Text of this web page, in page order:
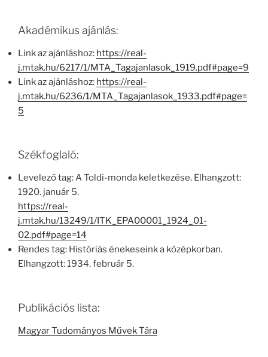
Akadémikus ajánlás:
Link az ajánláshoz: https://real-
j.mtak.hu/6217/1/MTA_Tagajanlasok_1919.pdf#page=9
Link az ajánláshoz: https://real-
j.mtak.hu/6236/1/MTA_Tagajanlasok_1933.pdf#page=
5
Székfoglaló:
Levelező tag: A Toldi-monda keletkezése. Elhangzott:
1920. január 5.
https://real-
j.mtak.hu/13249/1/ITK_EPA00001_1924_01-
02.pdf#page=14
Rendes tag: Históriás énekeseink a középkorban.
Elhangzott: 1934. február 5.
Publikációs lista:
Magyar Tudományos Művek Tára